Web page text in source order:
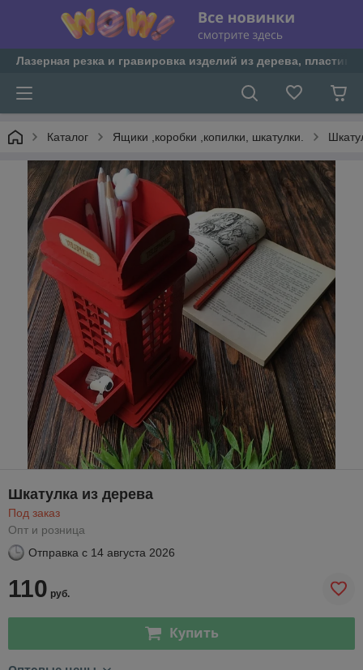
Лазерная резка и гравировка изделий из дерева, пластика
Каталог Ящики ,коробки ,копилки, шкатулки.
Шкатулка из дерева
Под заказ
Опт и розница
Отправка с 14 августа 2026
110 руб.
Купить